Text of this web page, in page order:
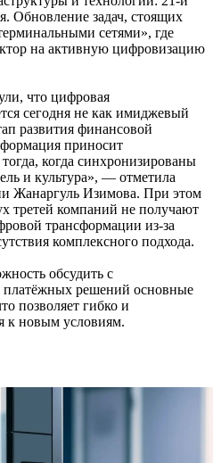
Обновление задач, стоящих
сетями», где
на активную цифровизацию
что цифровая
сегодня не как имиджевый
развития финансовой
приносит
когда синхронизированы
и культура», — отметила
Жанаргуль Изимова. При этом
третей компаний не получают
трансформации из-за
комплексного подхода.
обсудить с
платёжных решений основные
позволяет гибко и
к новым условиям.